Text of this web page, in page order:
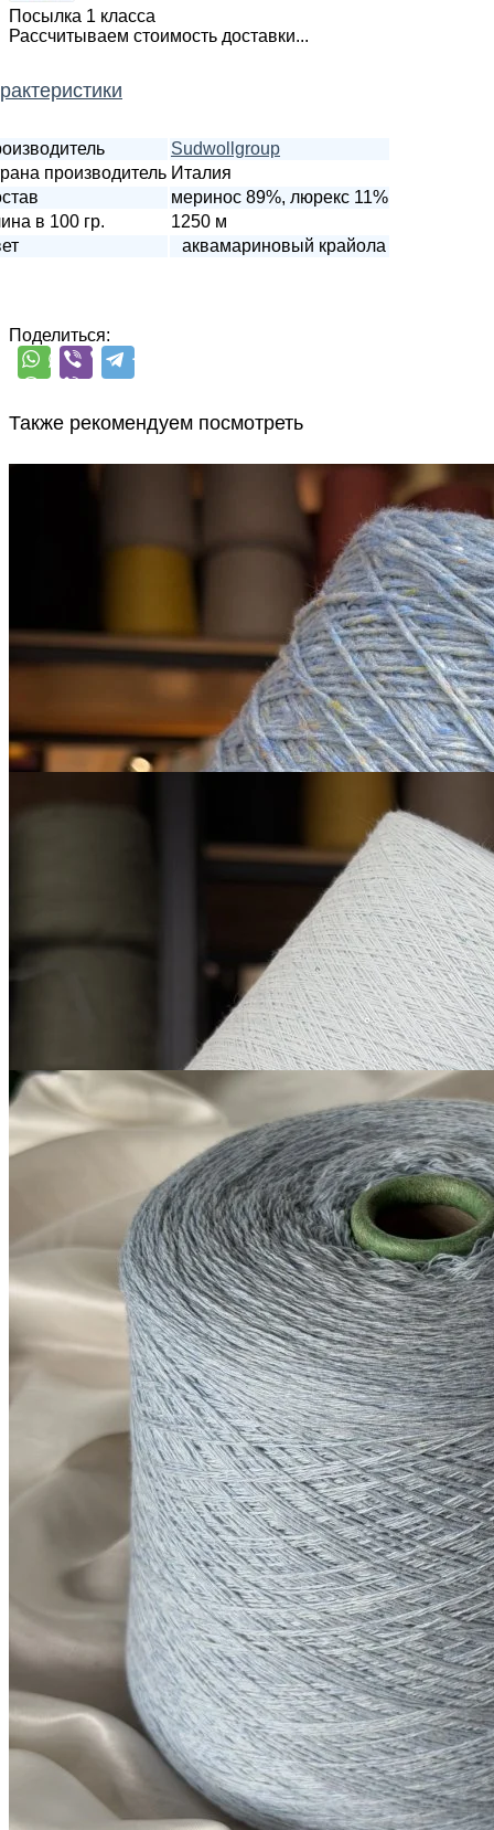
Посылка 1 класса
Рассчитываем стоимость доставки...
Sudwollgroup
производитель Италия
меринос 89%, люрекс 11%
в 100 гр.
1250 м
аквамариновый крайола
Поделиться:
Также рекомендуем посмотреть
бледно-васильковый с
650
Купить
Микропайетки на
хлопке
хлопок 90%, пайетки 10%
светло-голубой
850₽
Купить
G&G Filati
Millefili
кашемир 30%, меринос экстрафайн
суперджилонг 70%
750 м/100 гсветло-голубой
1 050₽
за 100 г
Купить
Filato Italiano
Мы в соцсетях
Мы используем файлы cookie,
чтобы улучшить работу сайта и предоставить вам
больше возможностей. Также, к сайту подключен сервис
веб аналитики Яндекс Метрика, использующий cookie.
Продолжая использовать сайт, вы соглашаетесь с
условиями использования cookie.
Согласен